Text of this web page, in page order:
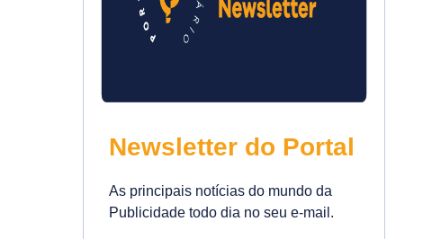
Newsletter do Portal
As principais notícias do mundo da
Publicidade todo dia no seu e-mail.